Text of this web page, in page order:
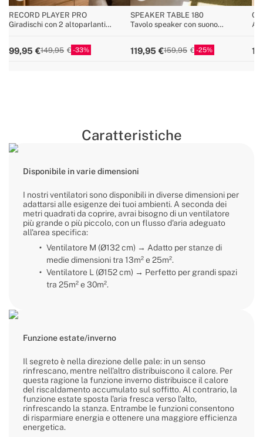
RECORD PLAYER PRO
Giradischi con 2 altoparlanti
99,95 149,95 33
SPEAKER TABLE 180
Tavolo speaker con suono
119,95 159,95 25
Caratteristiche
Disponibile in varie dimensioni
I nostri ventilatori sono disponibili in diverse dimensioni per
adattarsi alle esigenze dei tuoi ambienti. A seconda dei
metri quadrati da coprire, avrai bisogno di un ventilatore
più grande o più piccolo, con un flusso d'aria adeguato
all'area specifica:
Ventilatore M (Ø132 cm) → Adatto per stanze di
medie dimensioni tra 13m² e 25m².
Ventilatore L (Ø152 cm) → Perfetto per grandi spazi
tra 25m² e 30m².
Funzione estate/inverno
Il segreto è nella direzione delle pale: in un senso
rinfrescano, mentre nell'altro distribuiscono il calore. Per
questa ragione la funzione inverno distribuisce il calore
del riscaldamento accumulato sul soffitto. Al contrario, la
funzione estate sposta l'aria fresca verso l'alto,
rinfrescando la stanza. Entrambe le funzioni consentono
di risparmiare energia e ottenere una maggiore efficienza
energetica.